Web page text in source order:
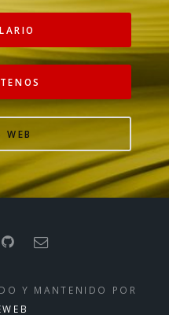
WEB
Y MANTENIDO POR